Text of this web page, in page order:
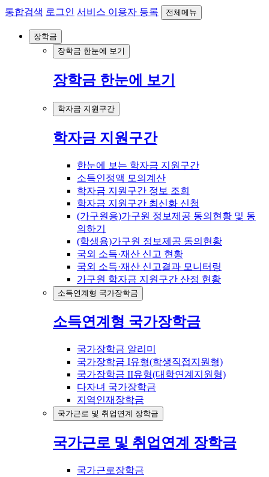
통합검색 로그인 서비스 이용자 등록 전체메뉴
장학금
장학금 한눈에 보기
장학금 한눈에 보기
학자금 지원구간
학자금 지원구간
한눈에 보는 학자금 지원구간
소득인정액 모의계산
학자금 지원구간 정보 조회
학자금 지원구간 최신화 신청
(가구원용)가구원 정보제공 동의현황 및 동
의하기
(학생용)가구원 정보제공 동의현황
국외 소득·재산 신고 현황
국외 소득·재산 신고결과 모니터링
가구원 학자금 지원구간 산정 현황
소득연계형 국가장학금
소득연계형 국가장학금
국가장학금 알리미
국가장학금 I유형(학생직접지원형)
국가장학금 II유형(대학연계지원형)
다자녀 국가장학금
지역인재장학금
국가근로 및 취업연계 장학금
국가근로 및 취업연계 장학금
국가근로장학금